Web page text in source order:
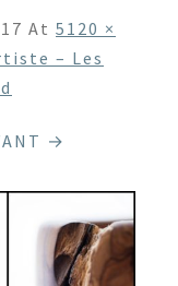
At 5120 ×
– Les
→